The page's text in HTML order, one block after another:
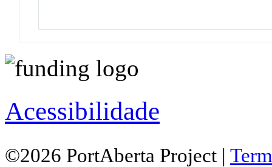
Acessibilidade
©2026 PortAberta Project |